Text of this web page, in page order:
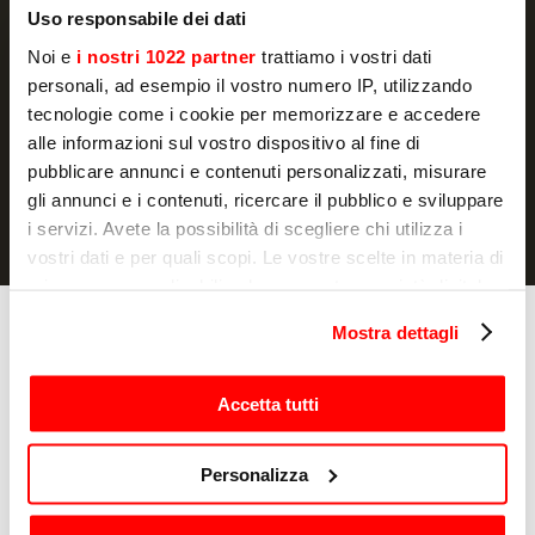
Uso responsabile dei dati
Noi e i nostri 1022 partner trattiamo i vostri dati
personali, ad esempio il vostro numero IP, utilizzando
tecnologie come i cookie per memorizzare e accedere
alle informazioni sul vostro dispositivo al fine di
pubblicare annunci e contenuti personalizzati, misurare
gli annunci e i contenuti, ricercare il pubblico e sviluppare
i servizi. Avete la possibilità di scegliere chi utilizza i
vostri dati e per quali scopi. Le vostre scelte in materia di
modificare o revocare il proprio consenso in qualsiasi
momento dalla Dichiarazione sui cookie o facendo clic
sull'icona di attivazione della privacy.
raccogliere informazioni sulla tua posizione
geografica, con un'approssimazione di qualche
Mostra dettagli
Accetta tutti
Personalizza
tu correo electrónico
SUSCRIBIR
Declaro haber leído lapolítica de privacidad y autorizo al
Softcooker
Roller/toast